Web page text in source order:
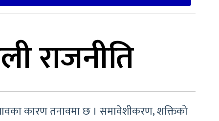
राजनीति
कारण तनावमा छ । समावेशीकरण, शक्तिको